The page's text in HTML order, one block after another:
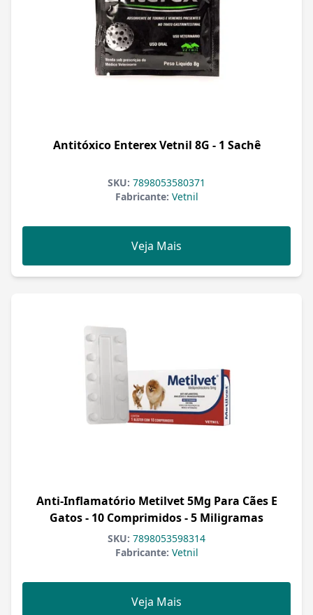
Antitóxico Enterex Vetnil 8G - 1 Sachê
SKU: 7898053580371
Fabricante: Vetnil
Veja Mais
Anti-Inflamatório Metilvet 5Mg Para Cães E
Gatos - 10 Comprimidos - 5 Miligramas
SKU: 7898053598314
Fabricante: Vetnil
Veja Mais